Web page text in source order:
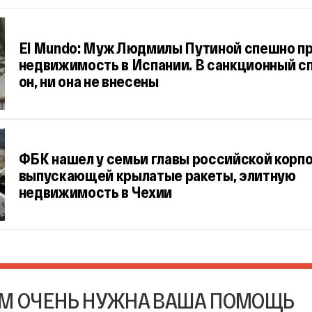
El Mundo: Муж Людмилы Путиной спешно
недвижимость в Испании. В санкционный
он, ни она не внесены
ФБК нашел у семьи главы российской
выпускающей крылатые ракеты, элитную
недвижимость в Чехии
ОЧЕНЬ НУЖНА ВАША ПОМОЩЬ